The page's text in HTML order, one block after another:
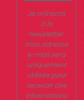
Je m’inscris
à la
newsletter.
mon adresse
e-mail sera
uniquement
utilisée pour
recevoir des
informations